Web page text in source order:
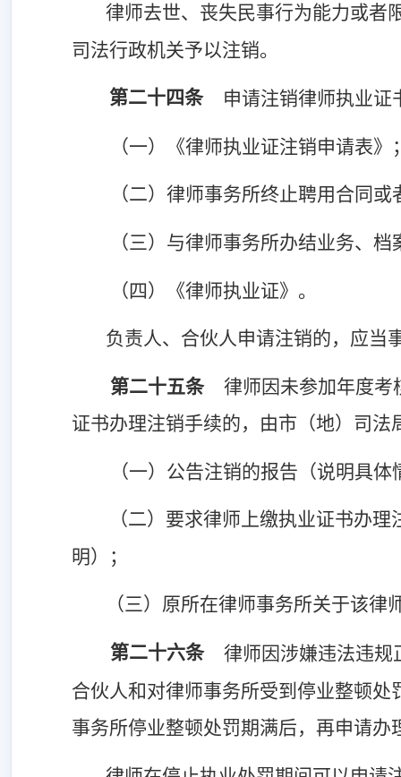
律师去世、丧失民事行为能力或者
司法行政机关予以注销。
第二十四条 申请注销律师执业证
（一）《律师执业证注销申请表》
（二）律师事务所终止聘用合同
（三）与律师事务所办结业务、
（四）《律师执业证》。
负责人、合伙人申请注销的，应当
第二十五条
律师因未参加年度考
证书办理注销手续的，由市（地）司
（一）公告注销的报告（说明具体
（二）要求律师上缴执业证书办
明）；
（三）原所在律师事务所关于该
第二十六条
律师因涉嫌违法违规
合伙人和对律师事务所受到停业整顿
事务所停业整顿处罚期满后，再申请办